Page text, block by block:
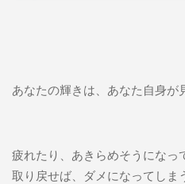
あなたの輝きは、あなた自身が
疲れたり、あきらめそうになっ
取り戻せば、ダメになってしま